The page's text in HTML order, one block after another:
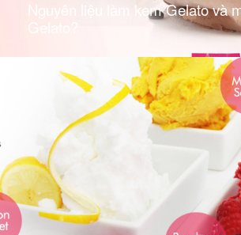
Nguyên liệu làm kem Gelato và
Gelato?